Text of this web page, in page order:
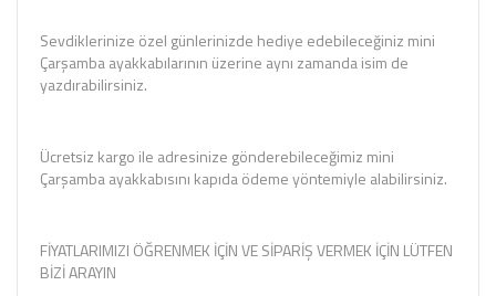
Sevdiklerinize özel günlerinizde hediye edebileceğiniz mini
Çarşamba ayakkabılarının üzerine aynı zamanda isim de
yazdırabilirsiniz.
Ücretsiz kargo ile adresinize gönderebileceğimiz mini
Çarşamba ayakkabısını kapıda ödeme yöntemiyle alabilirsiniz.
FİYATLARIMIZI ÖĞRENMEK İÇİN VE SİPARİŞ VERMEK İÇİN LÜTFEN
BİZİ ARAYIN